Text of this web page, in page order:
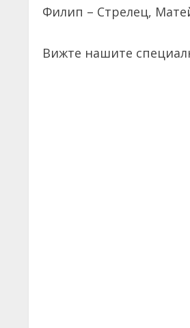
Филип – Стрелец,
Вижте нашите